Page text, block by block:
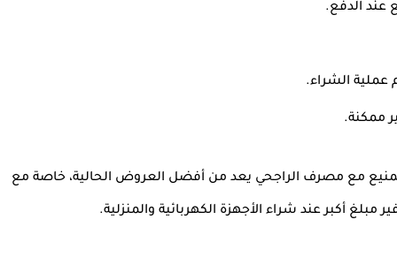
عند الدفع.
عملية الشراء.
ممكنة.
مع مصرف الراجحي يعد من أفضل العروض الحالية، خاصة مع
مبلغ أكبر عند شراء الأجهزة الكهربائية والمنزلية.